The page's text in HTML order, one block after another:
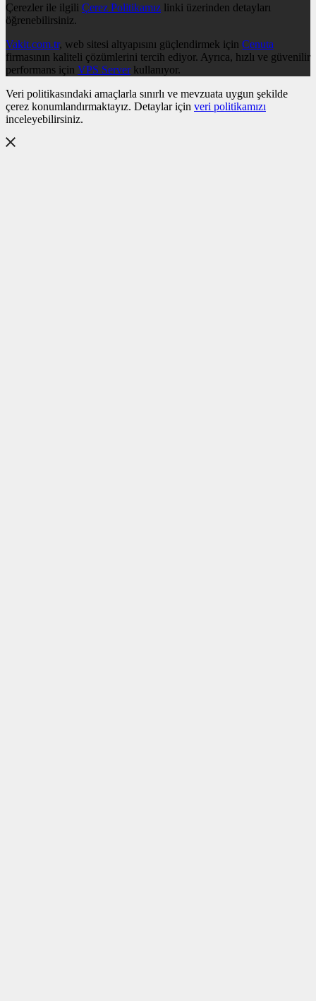
Çerezler ile ilgili Çerez Politikamız linki üzerinden detayları
öğrenebilirsiniz.
Vakit.com.tr, web sitesi altyapısını güçlendirmek için Cenuta
firmasının kaliteli çözümlerini tercih ediyor. Ayrıca, hızlı ve güvenilir
performans için VPS Serverkullanıyor.
Veri politikasındaki amaçlarla sınırlı ve mevzuata uygun şekilde
çerez konumlandırmaktayız. Detaylar için veri politikamızı
inceleyebilirsiniz.